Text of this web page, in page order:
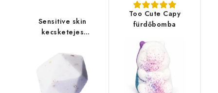
Sensitive skin
kecsketejes
Too Cute Capy
fürdőbomba